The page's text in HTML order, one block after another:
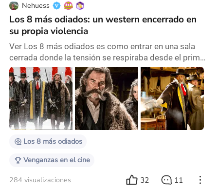
Nehuess
Los 8 más odiados: un western encerrado en
su propia violencia
Ver Los 8 más odiados es como entrar en una sala
cerrada donde la tensión se respiraba desde el primer
instante, como si las paredes pudieran absorber los
gritos, los secretos y la sangre de sus habitantes.
Tarantino siempre ha sido un director al que admiro
por su habilidad para mantenerme al borde del
asiento, no solo por sus escenas de acción, sino por
los diálogos que construyen sus mundos. Es
Los 8 más odiados
Venganzas en el cine
284 visualizaciones 32 11